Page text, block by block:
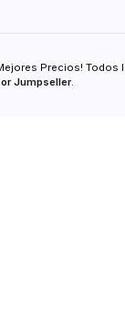
Precios!
Jumpseller.